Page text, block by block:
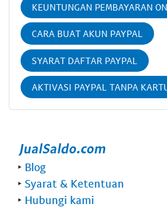
KEUNTUNGAN PEMBAYARAN
CARA BUAT AKUN PAYPAL
SYARAT DAFTAR PAYPAL
AKTIVASI PAYPAL TANPA
‣ Blog
‣ Syarat & Ketentuan
‣ Hubungi kami